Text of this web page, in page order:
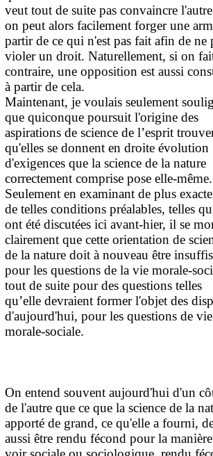
veut tout de suite pas convaincre
on peut alors facilement forger une
partir de ce qui n'est pas fait afin de ne
violer un droit. Naturellement, si on
contraire, une opposition est aussi
à partir de cela.
Maintenant, je voulais seulement
que quiconque poursuit l'origine des
aspirations de science de l’esprit
qu'elles se donnent en droite évolution
d'exigences que la science de la nature
correctement comprise pose elle-même.
Seulement en examinant de plus
de telles conditions préalables, telles
ont été discutées ici avant-hier, il se
clairement que cette orientation de
de la nature doit à nouveau être
pour les questions de la vie morale-
tout de suite pour des questions telles
qu’elle devraient former l'objet des
d'aujourd'hui, pour les questions de vie
morale-sociale.
On entend souvent aujourd'hui d'un
de l'autre que ce que la science de la
apporté de grand, ce qu'elle a fourni,
aussi être rendu fécond pour la